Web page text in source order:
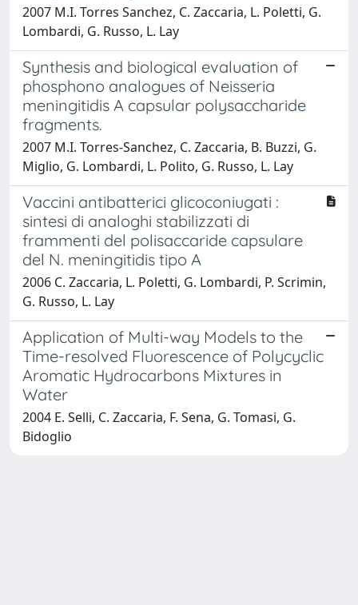
2007 M.I. Torres Sanchez, C. Zaccaria, L. Poletti, G.
Lombardi, G. Russo, L. Lay
Synthesis and biological evaluation of
phosphono analogues of Neisseria
meningitidis A capsular polysaccharide
fragments.
2007 M.I. Torres-Sanchez, C. Zaccaria, B. Buzzi, G.
Miglio, G. Lombardi, L. Polito, G. Russo, L. Lay
Vaccini antibatterici glicoconiugati :
sintesi di analoghi stabilizzati di
frammenti del polisaccaride capsulare
del N. meningitidis tipo A
2006 C. Zaccaria, L. Poletti, G. Lombardi, P. Scrimin,
G. Russo, L. Lay
Application of Multi-way Models to the
Time-resolved Fluorescence of Polycyclic
Aromatic Hydrocarbons Mixtures in
Water
2004 E. Selli, C. Zaccaria, F. Sena, G. Tomasi, G.
Bidoglio